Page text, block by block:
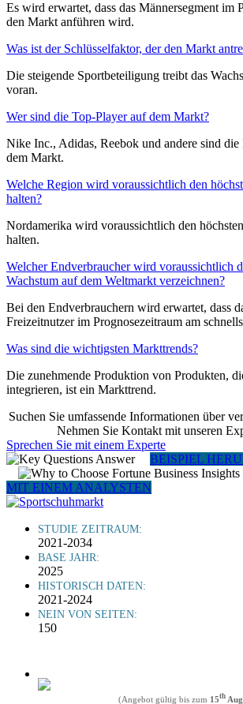
Es wird erwartet, dass das Männersegment im
den Markt anführen wird.
Was ist der Schlüsselfaktor, der den Markt
Die steigende Sportbeteiligung treibt das
voran.
Wer sind die Top-Player auf dem Markt?
Nike Inc., Adidas, Reebok und andere sind die
dem Markt.
Welche Region wird voraussichtlich den
halten?
Nordamerika wird voraussichtlich den
halten.
Welcher Endverbraucher wird voraussichtlich
Wachstum auf dem Weltmarkt verzeichnen?
Bei den Endverbrauchern wird erwartet, dass
Freizeitnutzer im Prognosezeitraum am
Was sind die wichtigsten Markttrends?
Die zunehmende Produktion von Produkten,
integrieren, ist ein Markttrend.
Suchen Sie umfassende Informationen über
Nehmen Sie Kontakt mit unseren
Sprechen Sie mit einem Experte
BEISPIEL
MIT EINEM ANALYSTEN
STUDIE ZEITRAUM:
2021-2034
BASE JAHR:
2025
HISTORISCH DATEN:
2021-2024
NEIN VON SEITEN:
150
(Angebot gültig bis zum 15thAug